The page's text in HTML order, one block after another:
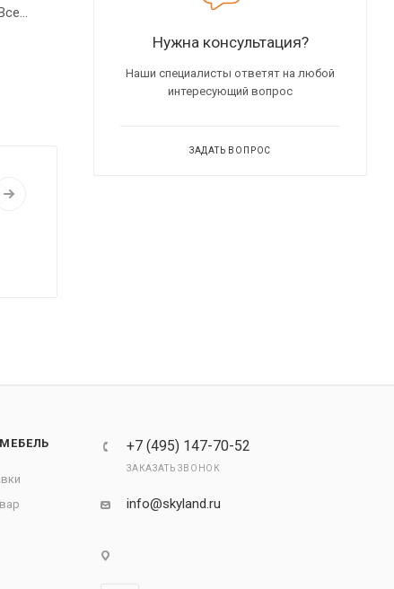
Нужна консультация?
Наши специалисты ответят на любой
интересующий вопрос
ЗАДАТЬ ВОПРОС
+7 (495) 147-70-52
ЗАКАЗАТЬ ЗВОНОК
info@skyland.ru